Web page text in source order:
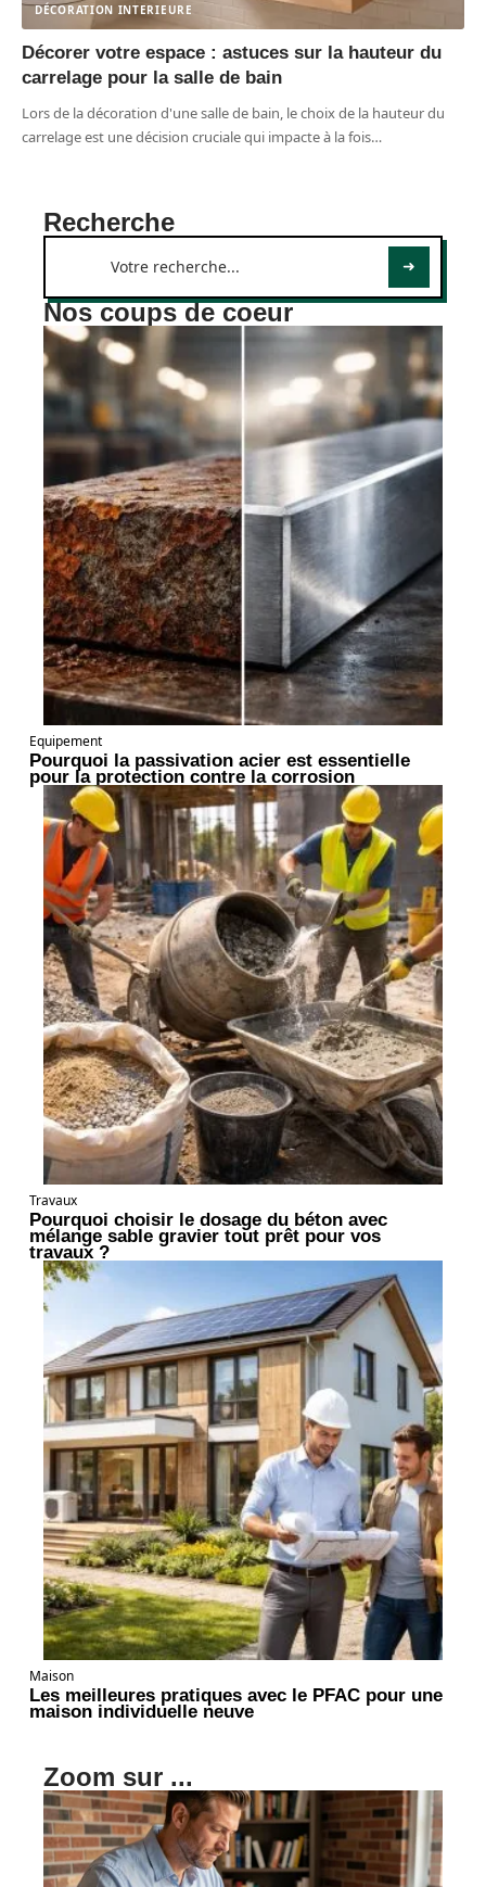
DÉCORATION INTERIEURE
Décorer votre espace : astuces sur la hauteur du
carrelage pour la salle de bain
Lors de la décoration d'une salle de bain, le choix de la hauteur du
carrelage est une décision cruciale qui impacte à la fois…
Recherche
Nos coups de coeur
Equipement
Pourquoi la passivation acier est essentielle
pour la protection contre la corrosion
Travaux
Pourquoi choisir le dosage du béton avec
mélange sable gravier tout prêt pour vos
travaux ?
Maison
Les meilleures pratiques avec le PFAC pour une
maison individuelle neuve
Zoom sur ...